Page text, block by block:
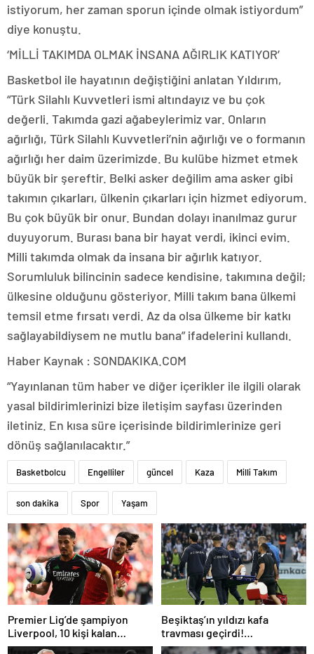
istiyorum, her zaman sporun içinde olmak istiyordum”
diye konuştu.
‘MİLLİ TAKIMDA OLMAK İNSANA AĞIRLIK KATIYOR’
Basketbol ile hayatının değiştiğini anlatan Yıldırım,
“Türk Silahlı Kuvvetleri ismi altındayız ve bu çok
değerli. Takımda gazi ağabeylerimiz var. Onların
ağırlığı, Türk Silahlı Kuvvetleri’nin ağırlığı ve o formanın
ağırlığı her daim üzerimizde. Bu kulübe hizmet etmek
büyük bir şereftir. Belki asker değilim ama asker gibi
takımın çıkarları, ülkenin çıkarları için hizmet ediyorum.
Bu çok büyük bir onur. Bundan dolayı inanılmaz gurur
duyuyorum. Burası bana bir hayat verdi, ikinci evim.
Milli takımda olmak da insana bir ağırlık katıyor.
Sorumluluk bilincinin sadece kendisine, takımına değil;
ülkesine olduğunu gösteriyor. Milli takım bana ülkemi
temsil etme fırsatı verdi. Az da olsa ülkeme bir katkı
sağlayabildiysem ne mutlu bana” ifadelerini kullandı.
Haber Kaynak : SONDAKIKA.COM
“Yayınlanan tüm haber ve diğer içerikler ile ilgili olarak
yasal bildirimlerinizi bize iletişim sayfası üzerinden
iletiniz. En kısa süre içerisinde bildirimlerinize geri
dönüş sağlanılacaktır.”
Basketbolcu Engelliler güncel Kaza Milli Takım
son dakika Spor Yaşam
Premier Lig’de şampiyon
Liverpool, 10 kişi kalan
Arsenal’e takıldı
Beşiktaş’ın yıldızı kafa
travması geçirdi!
Beşiktaş’tan açıklama geldi…